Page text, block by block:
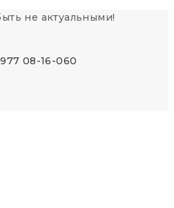
не актуальными!
08-16-060